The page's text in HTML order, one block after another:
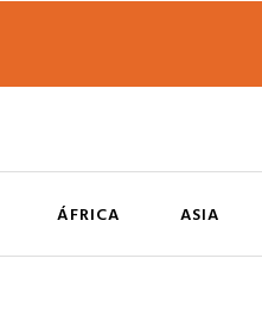
ÁFRICA ASIA